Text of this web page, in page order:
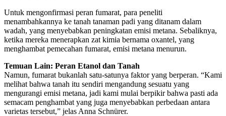
Untuk mengonfirmasi peran fumarat, para peneliti
menambahkannya ke tanah tanaman padi yang ditanam dalam
wadah, yang menyebabkan peningkatan emisi metana. Sebaliknya,
ketika mereka menerapkan zat kimia bernama oxantel, yang
menghambat pemecahan fumarat, emisi metana menurun.
Temuan Lain: Peran Etanol dan Tanah
Namun, fumarat bukanlah satu-satunya faktor yang berperan. “Kami
melihat bahwa tanah itu sendiri mengandung sesuatu yang
mengurangi emisi metana, jadi kami mulai berpikir bahwa pasti ada
semacam penghambat yang juga menyebabkan perbedaan antara
varietas tersebut,” jelas Anna Schnürer.